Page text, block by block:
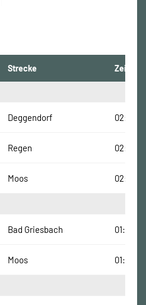
Strecke Zeit
Deggendorf
Regen
Moos
Bad Griesbach
Moos